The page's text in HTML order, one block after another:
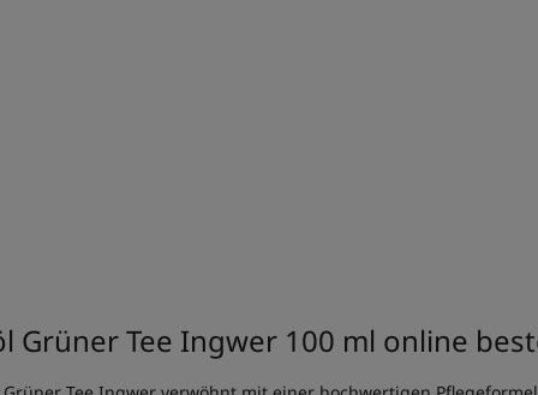
Grüner Tee Ingwer 100 ml online